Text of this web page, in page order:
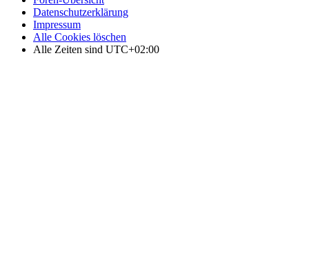
Datenschutzerklärung
Impressum
Alle Cookies löschen
Alle Zeiten sind UTC+02:00